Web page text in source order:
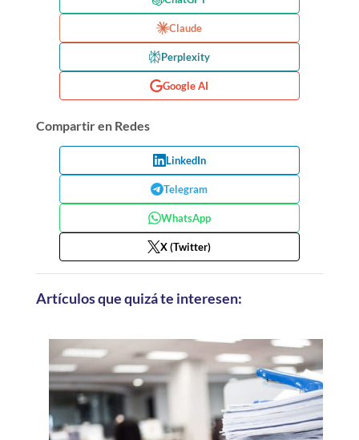
Claude
Perplexity
Google AI
Compartir en Redes
LinkedIn
Telegram
WhatsApp
X (Twitter)
Artículos que quizá te interesen: